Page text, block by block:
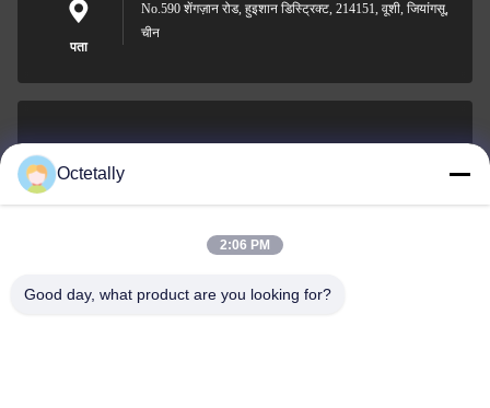
पता
No.590 शेंगज़ान रोड, हुइशान डिस्ट्रिक्ट, 214151, वूशी, जियांगसू,
चीन
0086-510-83271222
Octetally
2:06 PM
Good day, what product are you looking for?